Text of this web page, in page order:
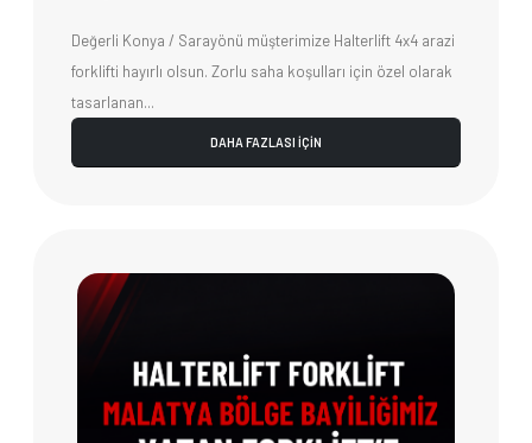
Değerli Konya / Sarayönü müşterimize Halterlift 4x4 arazi
forklifti hayırlı olsun. Zorlu saha koşulları için özel olarak
tasarlanan...
DAHA FAZLASI İÇİN